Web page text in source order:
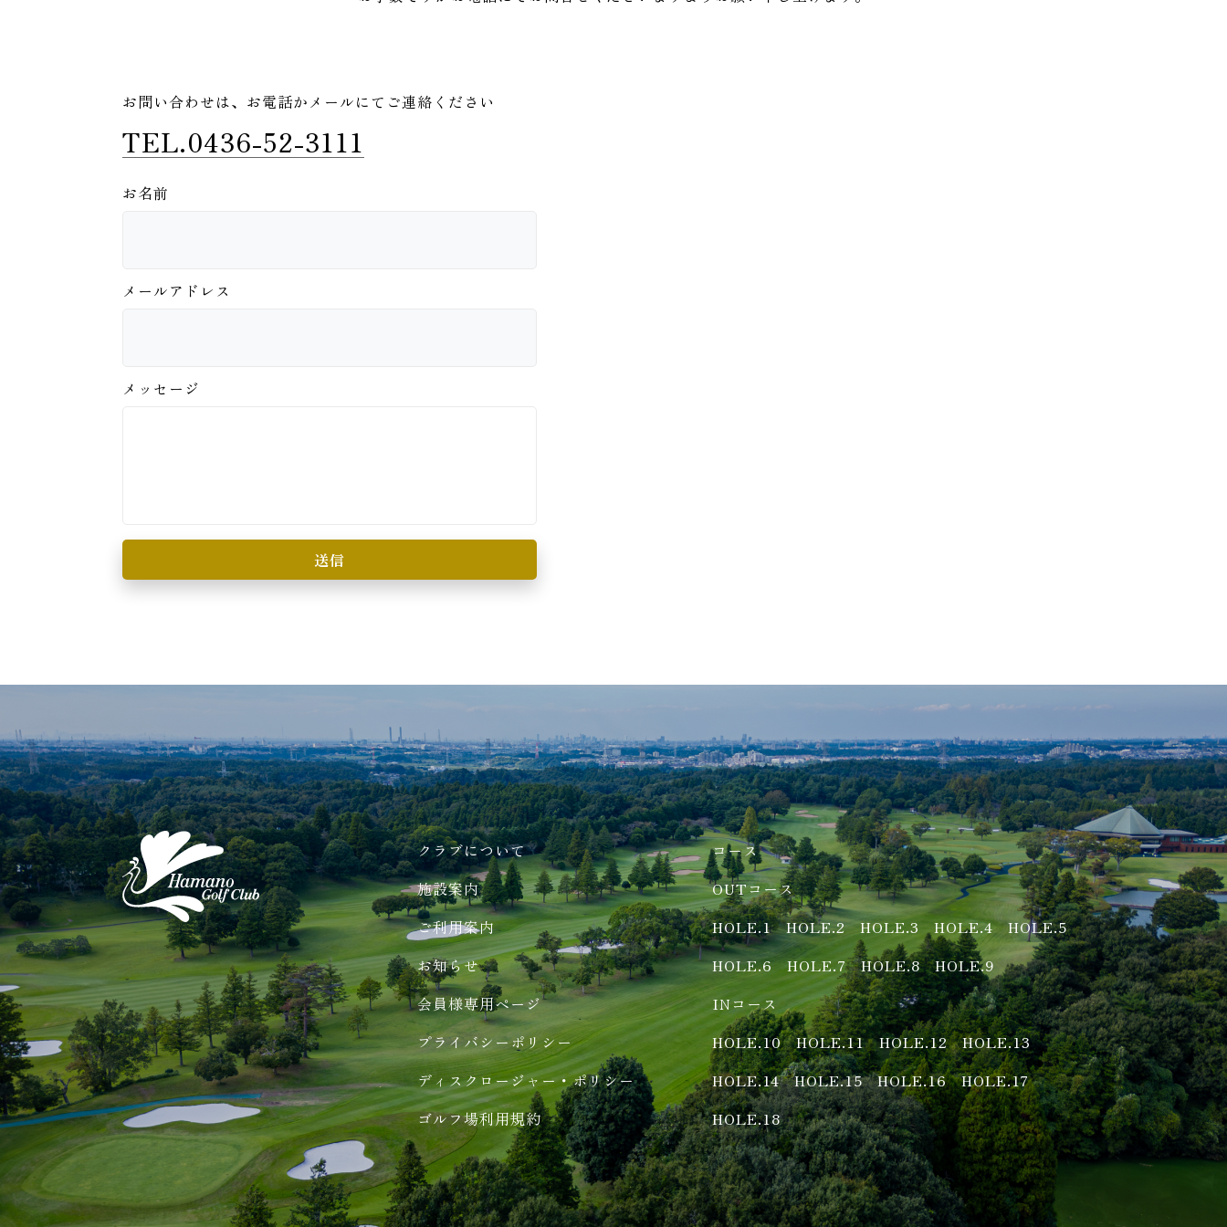
お問い合わせは、 お電話かメールにてご連絡ください
TEL.0436-52-3111
お名前
メールアドレス
メッセージ
クラブについて
施設案内
ご利用案内
お知らせ
会員様専用ページ
プライバシーポリシー
ディスクロージャー・ポリシー
ゴルフ場利用規約
コース
OUTコース
HOLE.1
HOLE.2 HOLE.3 HOLE.4
HOLE.5
HOLE.6
HOLE.7 HOLE.8
HOLE.9
INコース
HOLE.10
HOLE.11 HOLE.12
HOLE.13
HOLE.14
HOLE.15 HOLE.16
HOLE.17
HOLE.18